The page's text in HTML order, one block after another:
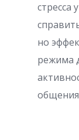
стресса
но
режима